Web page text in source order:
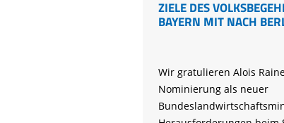
ZIELE DES
BAYERN MIT NACH
Wir gratulieren Alois
Nominierung als neuer